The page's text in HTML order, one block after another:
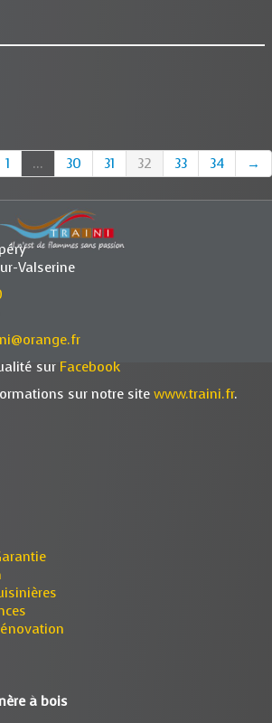
1 ... 30 31 32 33 34 →
Valserine
sur Facebook
sur notre site www.traini.fr.
à bois